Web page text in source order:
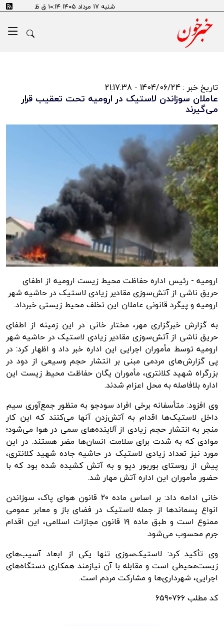
شنبه ۱۷ مرداد ۱۴۰۵ ۱۰:۱۴ ق ظ
تاریخ خبر : 1404/06/24 - 21:17:38
عاملان سوزاندن لاستیک در ارومیه تحت تعقیب قرار
می‌گیرند
ارومیه - رئیس اداره حفاظت محیط زیست ارومیه از اطفای
حریق ناشی از آتش‌سوزی مقادیر زیادی لاستیک در حاشیه شهر
ارومیه و پیگرد قانونی عاملان این تخلف محیط زیستی خبرداد.
به گزارش خبرگزاری مهر، مختار خانی در این زمینه از اطفای
حریق ناشی از آتش‌سوزی مقادیر زیادی لاستیک در حاشیه شهر
ارومیه توسط مأموران اجرایی این اداره خبر داد و اظهار کرد: در
پی گزارش‌های مردمی مبنی بر انتشار حجم وسیعی از دود در
بزرگراه شهید کلانتری، مأموران یگان حفاظت محیط زیست این
اداره بلافاصله به محل اعزام شدند.
وی افزود: متأسفانه برخی افراد سودجو به منظور جمع‌آوری سیم
داخل لاستیک‌ها اقدام به آتش‌زدن آنها می‌کنند که این کار
منجر به انتشار حجم زیادی از آلاینده‌های سمی در هوا می‌شود؛
موادی که به شدت برای سلامت انسان‌ها مضر هستند. در این
مورد نیز تعداد زیادی لاستیک در حاشیه جاده شهید کلانتری،
پیش از روستای بوربور دپو و به آتش کشیده شده بود که با
حضور مأموران این اداره آتش مهار شد.
خانی ادامه داد: بر اساس ماده ۲۰ قانون هوای پاک، سوزاندن
انواع پسماندها از جمله لاستیک در فضای باز و معابر عمومی
ممنوع است و طبق ماده ۱۹ قانون مجازات اسلامی، این اقدام
جرم محسوب می‌شود.
وی تأکید کرد: لاستیک‌سوزی تنها یکی از ابعاد آسیب‌های
زیست‌محیطی است و مقابله با آن نیازمند همکاری دستگاه‌های
اجرایی، شهرداری‌ها و مشارکت مردم است.
کد مطلب6590766